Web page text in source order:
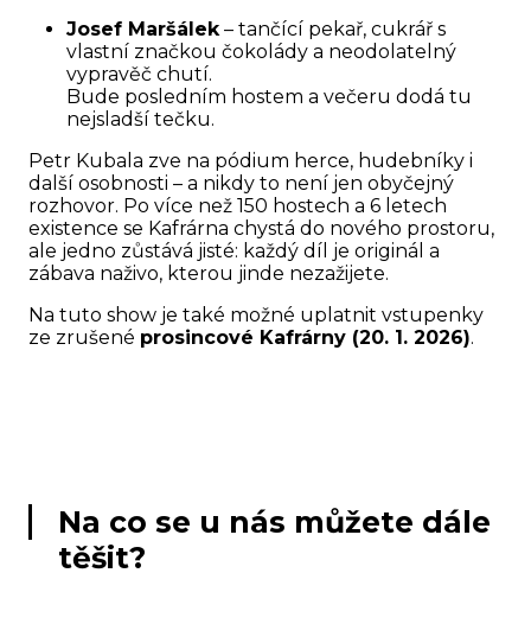
Josef Maršálek– tančící pekař, cukrář s
vlastní značkou čokolády a neodolatelný
vypravěč chutí.
Bude posledním hostem a večeru dodá tu
nejsladší tečku.
Petr Kubala zve na pódium herce, hudebníky i
další osobnosti – a nikdy to není jen obyčejný
rozhovor. Po více než 150 hostech a 6 letech
existence se Kafrárna chystá do nového prostoru,
ale jedno zůstává jisté: každý díl je originál a
zábava naživo, kterou jinde nezažijete.
Na tuto show je také možné uplatnit vstupenky
ze zrušené prosincové Kafrárny (20. 1. 2026).
Na co se u nás můžete dále
těšit?